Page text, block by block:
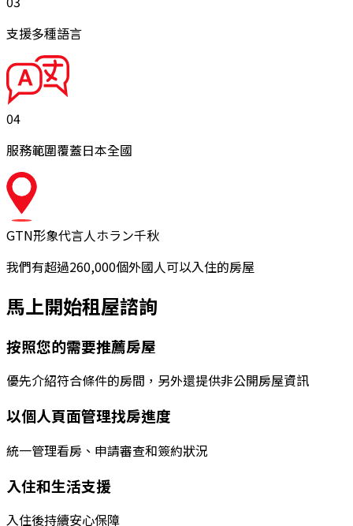
支援多種語言
04
服務範圍覆蓋日本全國
GTN形象代言人ホラン千秋
我們有超過260,000個外國人可以入住的房屋
馬上開始租屋諮詢
按照您的需要推薦房屋
優先介紹符合條件的房間，另外還提供非公開房屋資訊
以個人頁面管理找房進度
統一管理看房、申請審查和簽約狀況
入住和生活支援
入住後持續安心保障